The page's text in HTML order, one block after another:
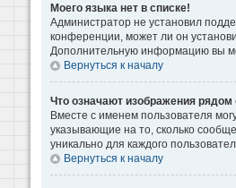
Моего языка нет в списке!
Администратор не установил
конференции, может ли он
Дополнительную информацию вы
Вернуться к началу
Что означают изображения
Вместе с именем пользователя
указывающие на то, сколько
уникально для каждого
Вернуться к началу